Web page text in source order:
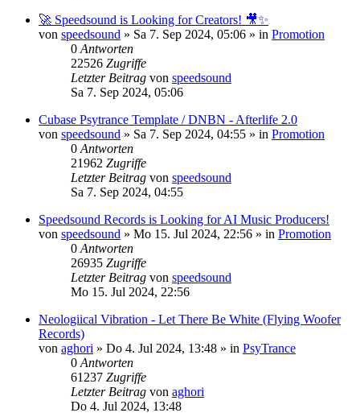
🚀 Speedsound is Looking for Creators! 🎥✨
von speedsound » Sa 7. Sep 2024, 05:06 » in Promotion
0 Antworten
22526 Zugriffe
Letzter Beitrag von speedsound
Sa 7. Sep 2024, 05:06
Cubase Psytrance Template / DNBN - Afterlife 2.0
von speedsound » Sa 7. Sep 2024, 04:55 » in Promotion
0 Antworten
21962 Zugriffe
Letzter Beitrag von speedsound
Sa 7. Sep 2024, 04:55
Speedsound Records is Looking for AI Music Producers!
von speedsound » Mo 15. Jul 2024, 22:56 » in Promotion
0 Antworten
26935 Zugriffe
Letzter Beitrag von speedsound
Mo 15. Jul 2024, 22:56
Neologiical Vibration - Let There Be White (Flying Woofer
Records)
von aghori » Do 4. Jul 2024, 13:48 » in PsyTrance
0 Antworten
61237 Zugriffe
Letzter Beitrag von aghori
Do 4. Jul 2024, 13:48